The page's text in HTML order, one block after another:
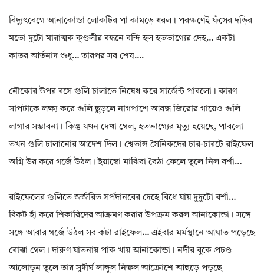
বিদ্যুৎবেগে আনাকোন্ডা লোকটির পা কামড়ে ধরল। পরক্ষণেই ফঁসের দড়ির
মতো দুটো মারাত্মক কুণ্ডলীর বন্ধনে বন্দি হল হতভাগ্যের দেহ… একটা
কাতর আর্তনাদ শুধু… তারপর সব শেষ….
নৌকোর উপর বসে গুলি চালাতে নিষেধ করে সার্জেন্ট পাবলো। কারণ
সাপটাকে লক্ষ্য করে গুলি ছুড়লে নাগপাশে আবদ্ধ জিরোর গায়েও গুলি
লাগার সম্ভাবনা। কিন্তু যখন দেখা গেল, হতভাগ্যের মৃত্যু হয়েছে, পাবলো
তখন গুলি চালানোর আদেশ দিল। শ্বেতাঙ্গ সৈনিকদের চার-চারটে রাইফেল
অগ্নি উর করে গর্জে উঠল। ইয়াম্বো মাঝিবা বৈঠা ফেলে তুলে নিল বর্শা…
রাইফেলের গুলিতে জর্জরিত সর্পদানবের দেহে বিধে যায় দুদুটো বর্শা…
বিকট হাঁ করে শিকারিদের আক্রমণ করার উপক্রম করল আনাকোন্ডা। সঙ্গে
সঙ্গে আবার গর্জে উঠল সব কটা রাইফেল… এইবার মর্মস্থানে আঘাত পড়েছে
বোঝা গেল। দারুণ যাতনায় পাক খায় আনাকোন্ডা। নদীর বুকে প্রচণ্ড
আলোড়ন তুলে তার সুদীর্ঘ লাঙ্গুল নিষ্ফল আক্রোশে আছড়ে পড়ছে